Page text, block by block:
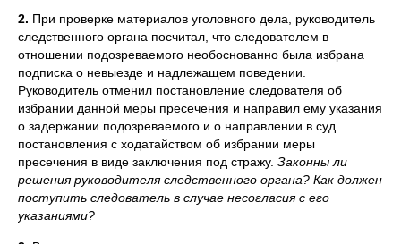
2. При проверке материалов уголовного дела, руководитель
следственного органа посчитал, что следователем в
отношении подозреваемого необоснованно была избрана
подписка о невыезде и надлежащем поведении.
Руководитель отменил постановление следователя об
избрании данной меры пресечения и направил ему указания
о задержании подозреваемого и о направлении в суд
постановления с ходатайством об избрании меры
пресечения в виде заключения под стражу. Законны ли
решения руководителя следственного органа? Как должен
поступить следователь в случае несогласия с его
указаниями?